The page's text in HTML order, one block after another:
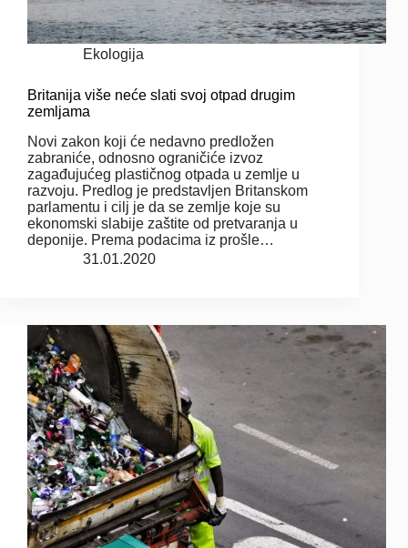
Ekologija
Britanija više neće slati svoj otpad drugim
zemljama
Novi zakon koji će nedavno predložen
zabraniće, odnosno ograničiće izvoz
zagađujućeg plastičnog otpada u zemlje u
razvoju. Predlog je predstavljen Britanskom
parlamentu i cilj je da se zemlje koje su
ekonomski slabije zaštite od pretvaranja u
deponije. Prema podacima iz prošle…
31.01.2020